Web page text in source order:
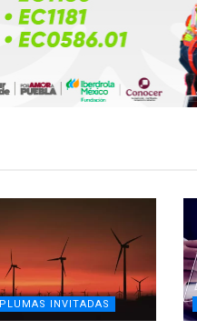
PLUMAS INVITADAS